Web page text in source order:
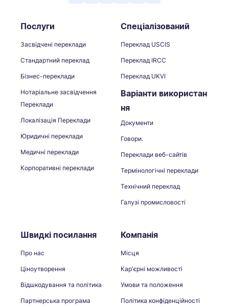
Послуги
Засвідчені переклади
Стандартний переклад
Бізнес-переклади
Нотаріальне засвідчення
Переклади
Локалізація Переклади
Юридичні переклади
Медичні переклади
Корпоративні переклади
Спеціалізований
Переклад USCIS
Переклад IRCC
Переклад UKVI
Варіанти використан
ня
Документи
Говори.
Переклади веб-сайтів
Термінологічні переклади
Технічний переклад
Галузі промисловості
Швидкі посилання
Про нас
Ціноутворення
Відшкодування та політика
Партнерська програма
Компанія
Місця
Кар'єрні можливості
Умови та положення
Політика конфіденційності